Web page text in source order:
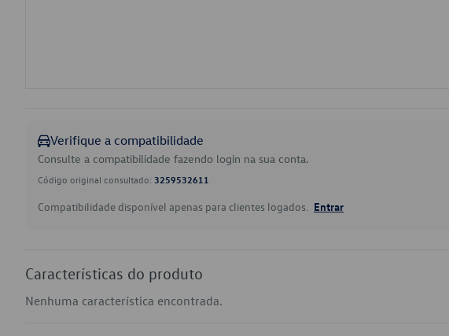
Verifique a compatibilidade
Consulte a compatibilidade fazendo login na sua conta.
Código original consultado: 3259532611
Compatibilidade disponível apenas para clientes logados. Entrar
Características do produto
Nenhuma característica encontrada.